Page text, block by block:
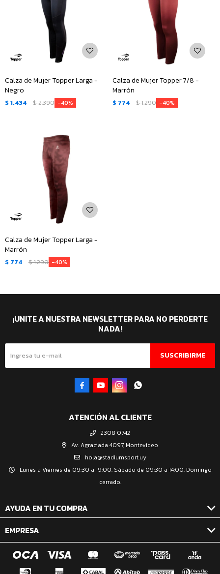
Calza de Mujer Topper Larga -
Negro
$ 1.434 $2.390 40
Calza de Mujer Topper 7/8 -
Marrón
$ 774 $1.290 40
Calza de Mujer Topper Larga -
Marrón
$ 774 $1.290 40
ATENCIÓN AL CLIENTE
2308 0742
Av. Agraciada 4097, Montevideo
hola@stadiumsport.uy
Lunes a Viernes de 09:30 a 19:00. Sábado de 09:30 a 14:00. Domingo
cerrado.
AYUDA EN TU COMPRA
EMPRESA
¡UNITE A NUESTRA NEWSLETTER PARA NO PERDERTE
NADA!
SUSCRIBIRME
   